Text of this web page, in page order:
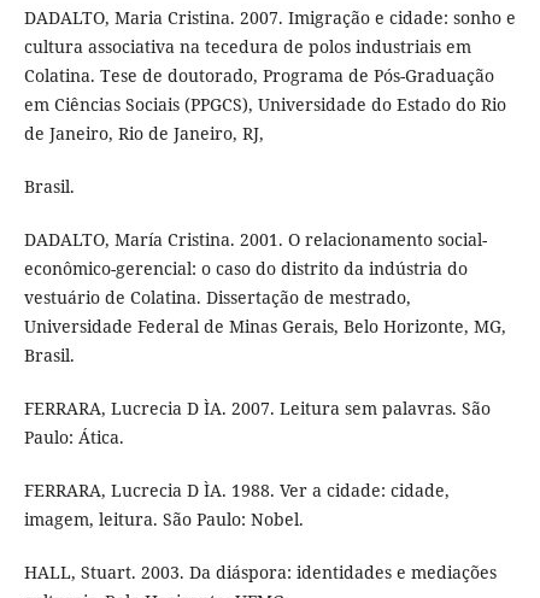
DADALTO, Maria Cristina. 2007. Imigração e cidade: sonho e
cultura associativa na tecedura de polos industriais em
Colatina. Tese de doutorado, Programa de Pós-Graduação
em Ciências Sociais (PPGCS), Universidade do Estado do Rio
de Janeiro, Rio de Janeiro, RJ,
Brasil.
DADALTO, María Cristina. 2001. O relacionamento social-
econômico-gerencial: o caso do distrito da indústria do
vestuário de Colatina. Dissertação de mestrado,
Universidade Federal de Minas Gerais, Belo Horizonte, MG,
Brasil.
FERRARA, Lucrecia D ÌA. 2007. Leitura sem palavras. São
Paulo: Ática.
FERRARA, Lucrecia D ÌA. 1988. Ver a cidade: cidade,
imagem, leitura. São Paulo: Nobel.
HALL, Stuart. 2003. Da diáspora: identidades e mediações